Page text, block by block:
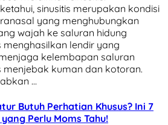
sinusitis merupakan kondisi
yang menghubungkan
wajah ke saluran hidung
menghasilkan lendir yang
kelembapan saluran
menjebak kuman dan kotoran.
…
Butuh Perhatian Khusus? Ini 7
Perlu Moms Tahu!